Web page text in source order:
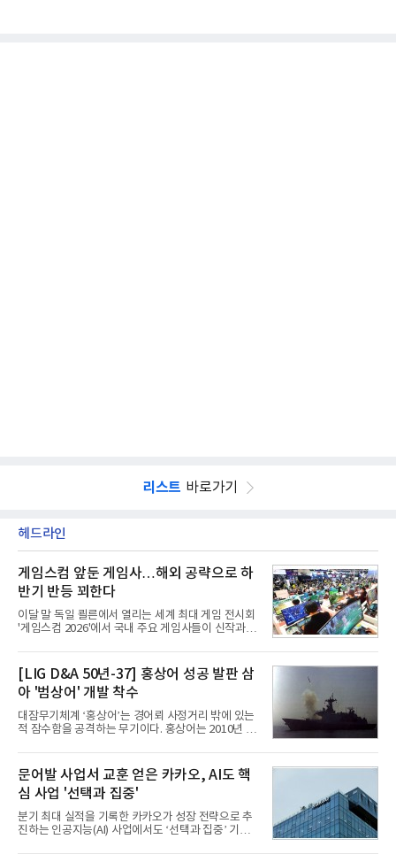
리스트 바로가기
헤드라인
게임스컴 앞둔 게임사…해외 공략으로 하
반기 반등 꾀한다
이달 말 독일 쾰른에서 열리는 세계 최대 게임 전시회
'게임스컴 2026'에서 국내 주요 게임사들이 신작과 글
체별로 엇갈린 가운데 하반기 신작 흥행과 해외 시장
성과가 실적을 좌우할 핵심 변수로 떠오르고 있다.8일
업계에 따르면 올해 상반기 게임업계는 기업별 성적
표가 크게 갈렸다. 대표적으로 크래프톤은 'PUBG: 배
틀그라운드'의 안정적인 성장에 힘입어 상반기 연결
기준 매출 2조6616억원, 영업이익 9725억원으로 역
대 최대 실적을 기록했다. 엔씨도 올해 출시한 '아이온
동기 대
[LIG D&A 50년-37] 홍상어 성공 발판 삼
아 '범상어' 개발 착수
대잠무기체계 ‘홍상어’는 경어뢰 사정거리 밖에 있는
적 잠수함을 공격하는 무기이다. 홍상어는 2010년 넥
이뤄졌다. 이후 2012년 한국형 구축함(KDX-1) 이상
의 함정에 실전 배치됐다.그해 7월 해군은 동해상에서
성능 검증을 위해 홍상어 시험발사를 실시했다. 이때
홍상어가 목표 지점에서 입수한 후 표적을 타격하지
못하고 물속에서 멈춰버리는 예상 밖의 일이 벌어졌
다. 2차 품질확인 사격 시험에서도 만족스러운 결과를
얻지 못했다. 완벽한 신뢰성 확보를 위해 LIG넥스원은
문어발 사업서 교훈 얻은 카카오, AI도 핵
심 사업 '선택과 집중'
분기 최대 실적을 기록한 카카오가 성장 전략으로 추
진하는 인공지능(AI) 사업에서도 ‘선택과 집중’ 기조
라 투자에 나서는 것과 달리, 카카오는 ‘카카오톡’이